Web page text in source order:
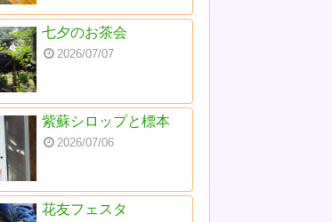
七夕のお茶会
2026/07/07
紫蘇シロップと標本
2026/07/06
花友フェスタ